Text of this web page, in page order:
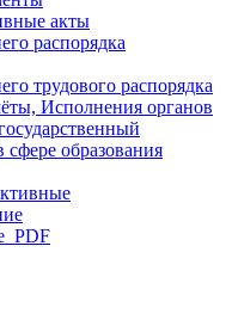
акты
распорядка
трудового распорядка
Исполнения органов
сфере образования